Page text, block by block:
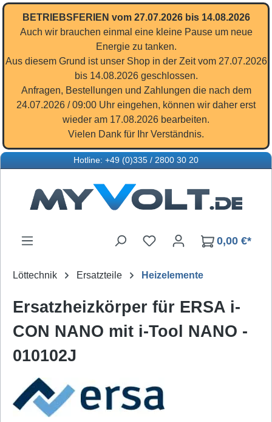
Zum Hauptinhalt springen
BETRIEBSFERIEN vom 27.07.2026 bis 14.08.2026
Auch wir brauchen einmal eine kleine Pause um neue
Energie zu tanken.
Aus diesem Grund ist unser Shop in der Zeit vom 27.07.2026
bis 14.08.2026 geschlossen.
Anfragen, Bestellungen und Zahlungen die nach dem
24.07.2026 / 09:00 Uhr eingehen, können wir daher erst
wieder am 17.08.2026 bearbeiten.
Vielen Dank für Ihr Verständnis.
Hotline: +49 (0)335 / 2800 30 20
Du hast 0 Produkte auf
0,00 €*
Löttechnik Ersatzteile Heizelemente
Ersatzheizkörper für ERSA i-
CON NANO mit i-Tool NANO -
010102J